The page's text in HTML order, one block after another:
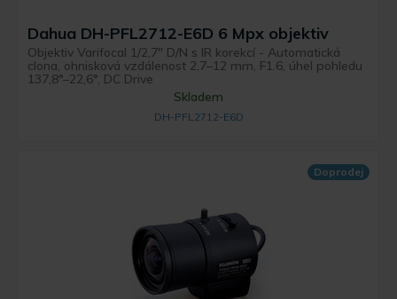
Dahua DH-PFL2712-E6D 6 Mpx objektiv
Objektiv Varifocal 1/2,7" D/N s IR korekcí - Automatická
clona, ohnisková vzdálenost 2,7–12 mm, F1.6, úhel pohledu
137,8°–22,6°, DC Drive
Skladem
DH-PFL2712-E6D
Doprodej